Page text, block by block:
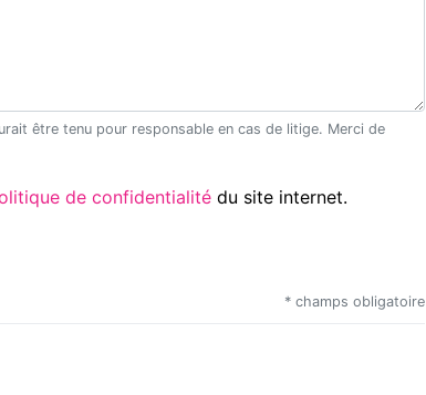
politique de confidentialité du site internet.
* champs obligatoire